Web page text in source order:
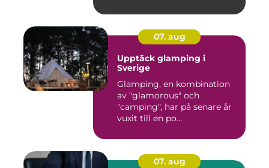
07. aug
Upptäck glamping i
Sverige
Glamping, en kombination
av "glamorous" och
"camping", har på senare år
vuxit till en po...
07. aug